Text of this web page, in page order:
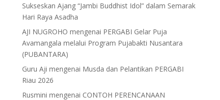
Sukseskan Ajang “Jambi Buddhist Idol” dalam Semarak
Hari Raya Asadha
AJI NUGROHO mengenai PERGABI Gelar Puja
Avamangala melalui Program Pujabakti Nusantara
(PUBANTARA)
Guru Aji mengenai Musda dan Pelantikan PERGABI
Riau 2026
Rusmini mengenai CONTOH PERENCANAAN